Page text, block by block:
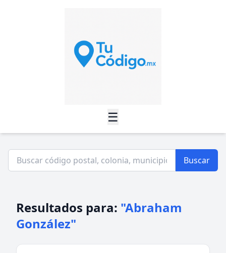
☰
Buscar
Resultados para: "Abraham
González"